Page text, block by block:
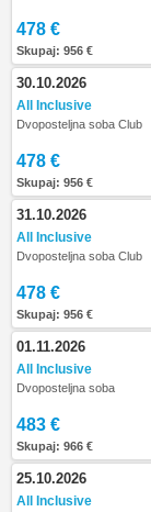
478 €
Skupaj: 956 €
30.10.2026
All Inclusive
Dvoposteljna soba Club
478 €
Skupaj: 956 €
31.10.2026
All Inclusive
Dvoposteljna soba Club
478 €
Skupaj: 956 €
01.11.2026
All Inclusive
Dvoposteljna soba
483 €
Skupaj: 966 €
25.10.2026
All Inclusive